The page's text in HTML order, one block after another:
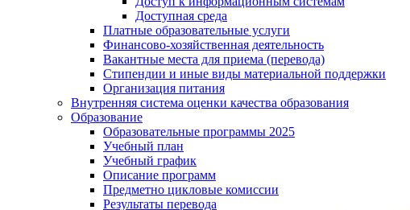
Доступная среда
Платные образовательные услуги
Финансово-хозяйственная деятельность
Вакантные места для приема (перевода)
Стипендии и иные виды материальной поддержки
Организация питания
Внутренняя система оценки качества образования
Образование
Образовательные программы 2025
Учебный план
Учебный график
Описание программ
Предметно цикловые комиссии
Результаты перевода